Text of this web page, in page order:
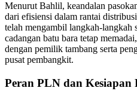
Menurut Bahlil, keandalan
dari efisiensi dalam rantai
telah mengambil langkah-langkah
cadangan batu bara tetap
dengan pemilik tambang serta
pusat pembangkit.
Peran PLN dan Kesiapan